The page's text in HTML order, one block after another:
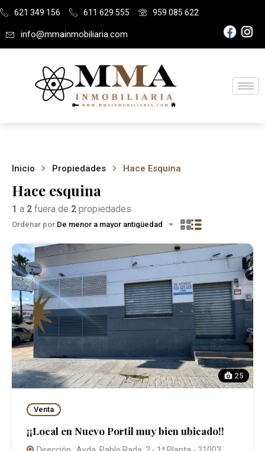
621 349 156 611 629 555 959 085 622
info@mmainmobiliaria.com
Inicio Propiedades Hace Esquina
Hace esquina
1 a 2 fuera de 2 propiedades
Ordenar por:De menor a mayor antigüedad
25
Venta
¡¡Local en Nuevo Portil muy bien ubicado!!